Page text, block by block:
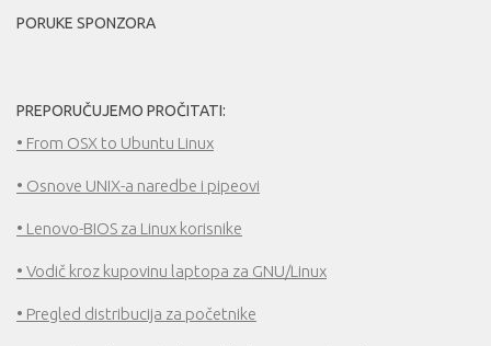
PORUKE SPONZORA
PREPORUČUJEMO PROČITATI:
• From OSX to Ubuntu Linux
• Osnove UNIX-a naredbe i pipeovi
• Lenovo-BIOS za Linux korisnike
• Vodič kroz kupovinu laptopa za GNU/Linux
• Pregled distribucija za početnike